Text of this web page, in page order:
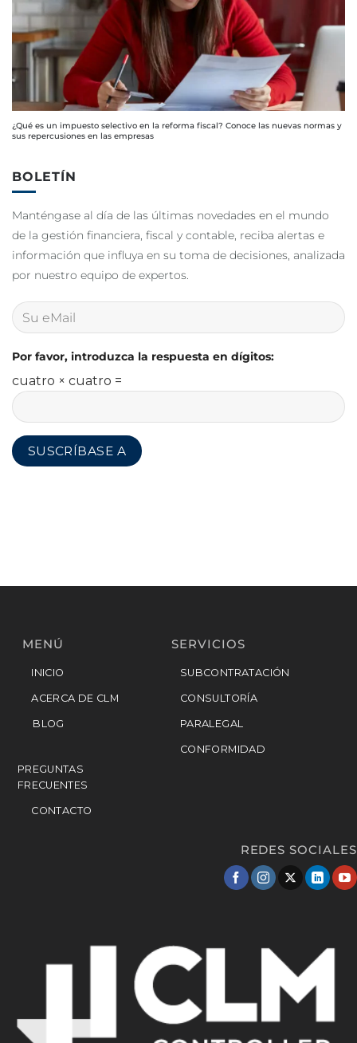
¿Qué es un impuesto selectivo en la reforma fiscal? Conoce las nuevas normas y
sus repercusiones en las empresas
BOLETÍN
Manténgase al día de las últimas novedades en el mundo
de la gestión financiera, fiscal y contable, reciba alertas e
información que influya en su toma de decisiones, analizada
por nuestro equipo de expertos.
Por favor, introduzca la respuesta en dígitos:
cuatro × cuatro =
MENÚ
INICIO
ACERCA DE CLM
BLOG
PREGUNTAS
FRECUENTES
CONTACTO
SERVICIOS
SUBCONTRATACIÓN
CONSULTORÍA
PARALEGAL
CONFORMIDAD
REDES SOCIALES